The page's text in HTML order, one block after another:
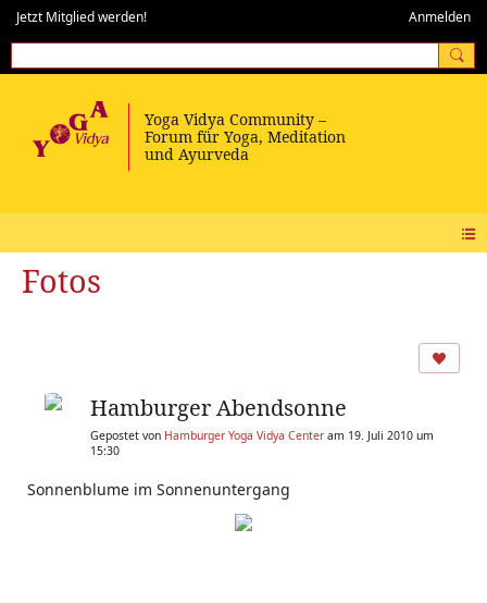
Jetzt Mitglied werden! Anmelden
Fotos
Hamburger Abendsonne
Gepostet von Hamburger Yoga Vidya Center am 19. Juli 2010 um
15:30
Sonnenblume im Sonnenuntergang